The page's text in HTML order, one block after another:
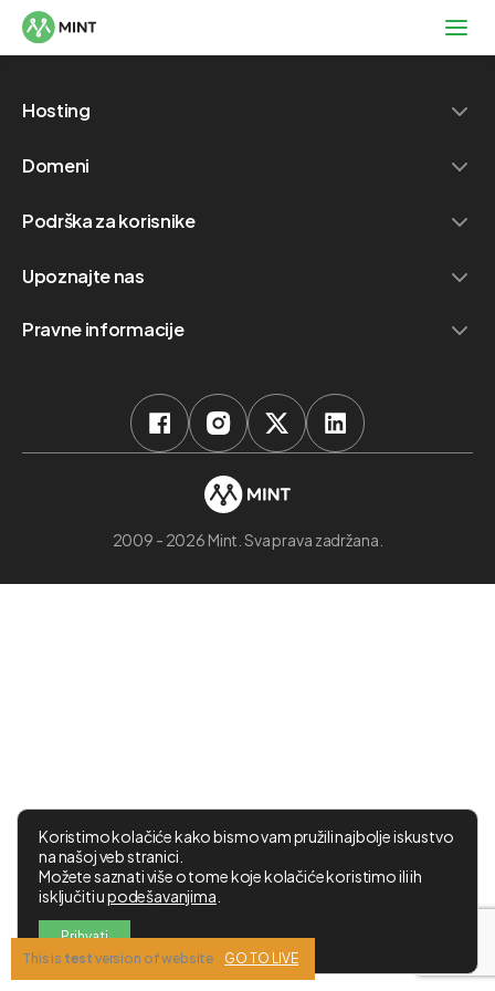
Hosting
Domeni
Podrška za korisnike
Upoznajte nas
2009 - 2026 Mint. Sva prava zadržana.
Pravne informacije
Koristimo kolačiće kako bismo vam pružili najbolje iskustvo
na našoj veb stranici.
Možete saznati više o tome koje kolačiće koristimo ili ih
isključiti upodešavanjima
Prihvati
This is test version of website GO TO LIVE